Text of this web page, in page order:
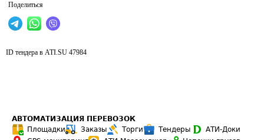
Поделиться
ID тендера в ATI.SU 47984
АВТОМАТИЗАЦИЯ ПЕРЕВОЗОК
Площадки
Заказы Торги Тендеры
АТИ-Доки